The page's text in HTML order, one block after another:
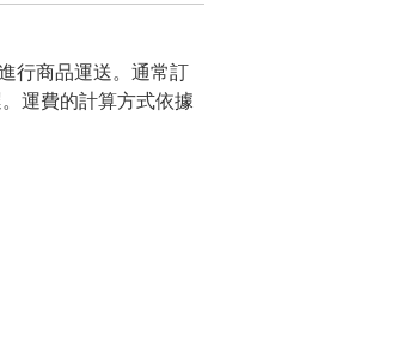
行商品運送。通常訂
運費的計算方式依據